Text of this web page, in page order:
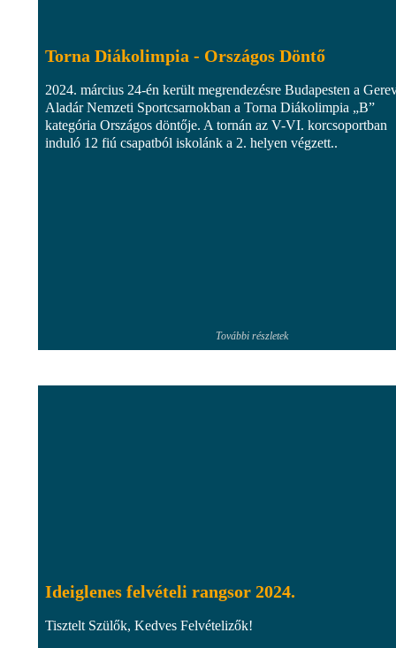
Torna Diákolimpia - Országos Döntő
2024. március 24-én került megrendezésre Budapesten a
Aladár Nemzeti Sportcsarnokban a Torna Diákolimpia „B”
kategória Országos döntője. A tornán az V-VI. korcsoportban
induló 12 fiú csapatból iskolánk a 2. helyen végzett..
További részletek
Ideiglenes felvételi rangsor 2024.
Tisztelt Szülők, Kedves Felvételizők!